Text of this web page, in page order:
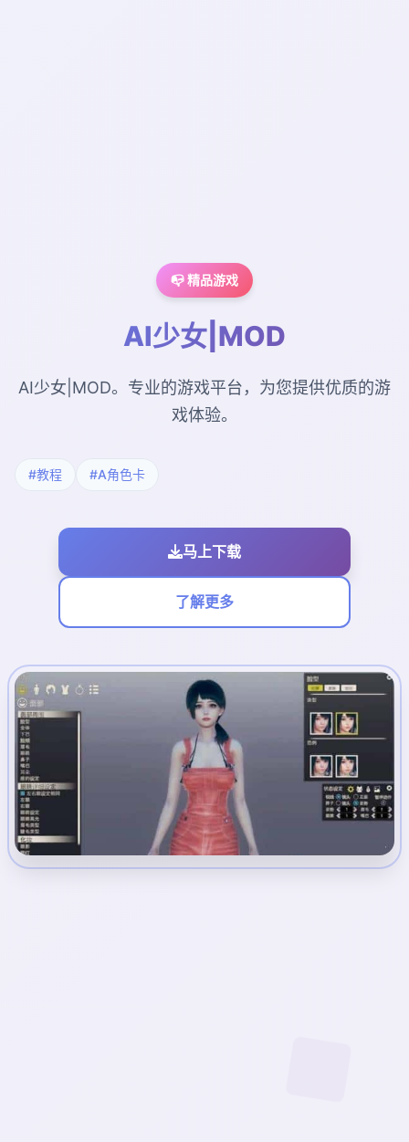
📭 精品游戏
AI少女|MOD
AI少女|MOD。专业的游戏平台，为您提供优质的游
戏体验。
#教程 #A角色卡
马上下载
了解更多